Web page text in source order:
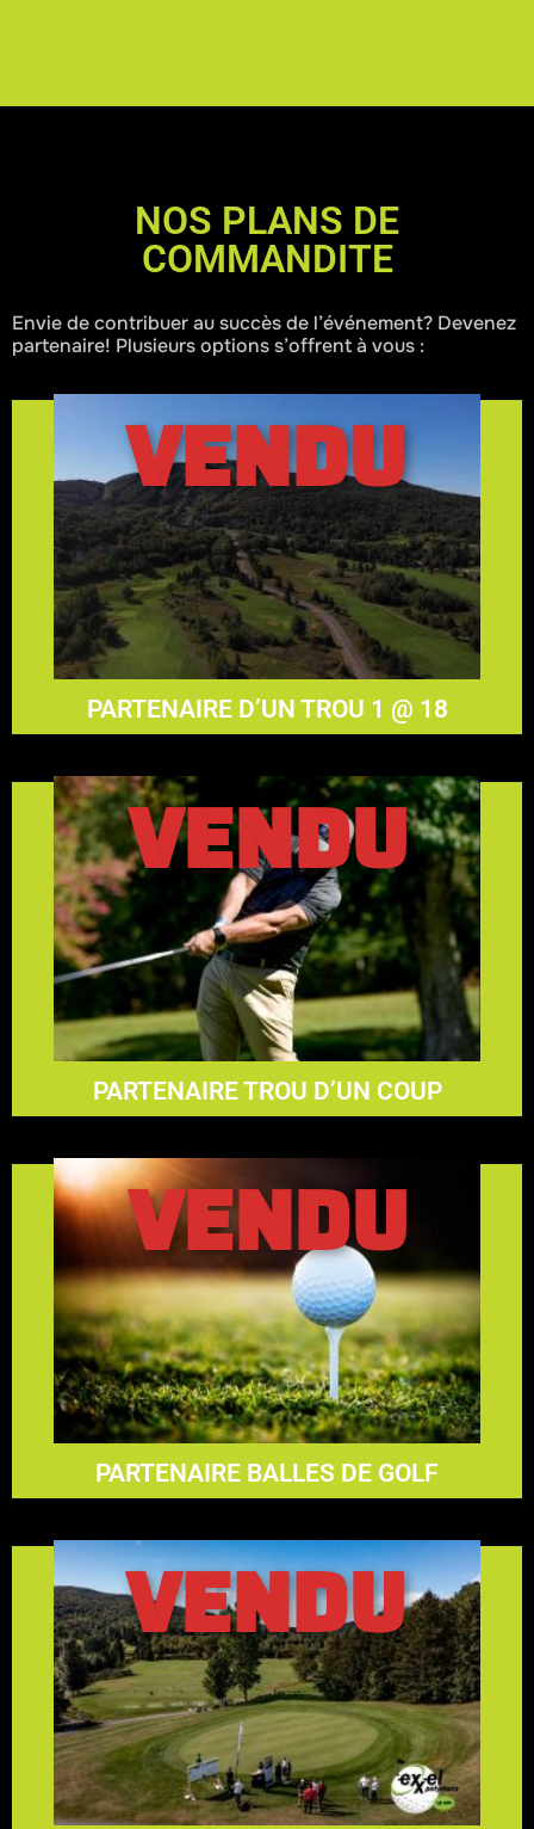
NOS PLANS DE
COMMANDITE
Envie de contribuer au succès de l’événement? Devenez
partenaire! Plusieurs options s’offrent à vous :
PARTENAIRE D’UN TROU 1 @ 18
1000$
En savoir plus
VENDU
PARTENAIRE TROU D’UN COUP
3000$
En savoir plus
VENDU
PARTENAIRE BALLES DE GOLF
4250$
En savoir plus
VENDU
4700$
En savoir plus
VENDU